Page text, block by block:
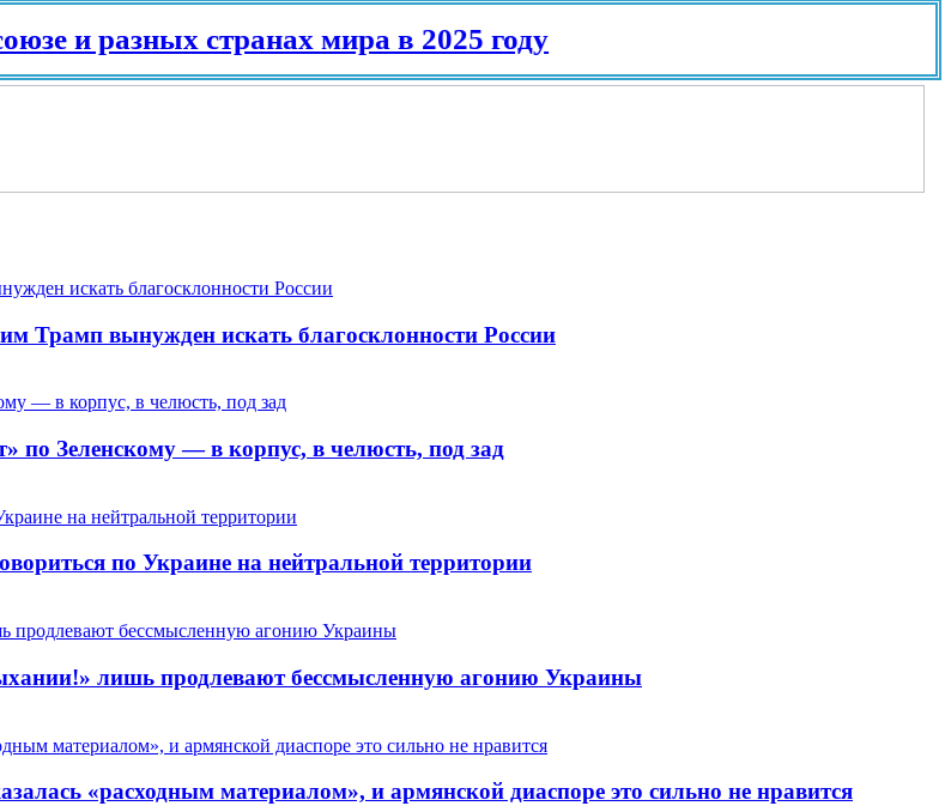
разных странах мира в 2025 году
Трамп вынужден искать благосклонности России
по Зеленскому — в корпус, в челюсть, под зад
по Украине на нейтральной территории
лишь продлевают бессмысленную агонию Украины
«расходным материалом», и армянской диаспоре это сильно не нравится